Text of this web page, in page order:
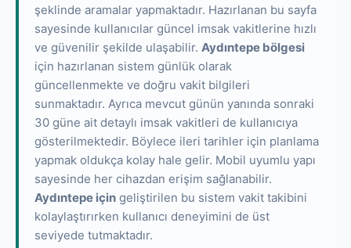
şeklinde aramalar yapmaktadır. Hazırlanan bu sayfa
sayesinde kullanıcılar güncel imsak vakitlerine hızlı
ve güvenilir şekilde ulaşabilir. Aydıntepe bölgesi
için hazırlanan sistem günlük olarak
güncellenmekte ve doğru vakit bilgileri
sunmaktadır. Ayrıca mevcut günün yanında sonraki
30 güne ait detaylı imsak vakitleri de kullanıcıya
gösterilmektedir. Böylece ileri tarihler için planlama
yapmak oldukça kolay hale gelir. Mobil uyumlu yapı
sayesinde her cihazdan erişim sağlanabilir.
Aydıntepe için geliştirilen bu sistem vakit takibini
kolaylaştırırken kullanıcı deneyimini de üst
seviyede tutmaktadır.